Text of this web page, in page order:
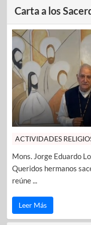
Carta a los
ACTIVIDADES
Mons. Jorge Eduardo
Queridos hermanos
reúne ...
Leer Más